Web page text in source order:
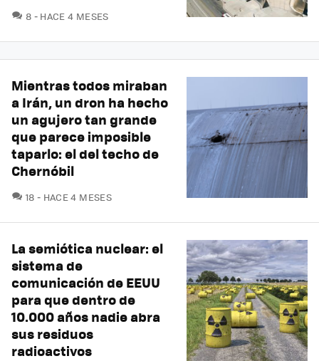
8 COMENTARIOS
HACE 4 MESES
Mientras todos miraban
a Irán, un dron ha hecho
un agujero tan grande
que parece imposible
taparlo: el del techo de
Chernóbil
18 COMENTARIOS
HACE 4 MESES
La semiótica nuclear: el
sistema de
comunicación de EEUU
para que dentro de
10.000 años nadie abra
sus residuos
radioactivos